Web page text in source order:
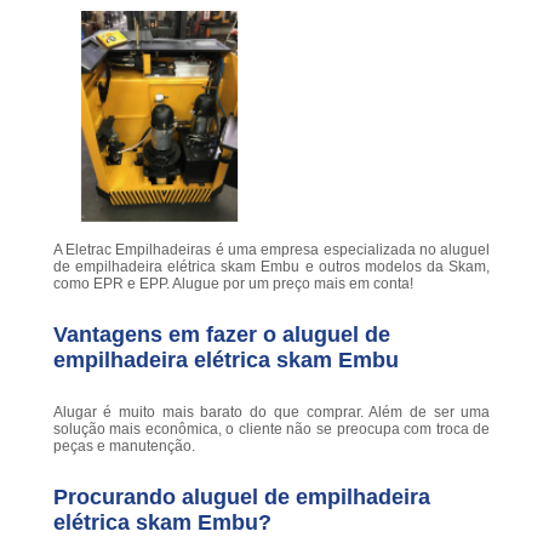
A Eletrac Empilhadeiras é uma empresa especializada no aluguel
de empilhadeira elétrica skam Embu e outros modelos da Skam,
como EPR e EPP. Alugue por um preço mais em conta!
Vantagens em fazer o aluguel de
empilhadeira elétrica skam Embu
Alugar é muito mais barato do que comprar. Além de ser uma
solução mais econômica, o cliente não se preocupa com troca de
peças e manutenção.
Procurando aluguel de empilhadeira
elétrica skam Embu?